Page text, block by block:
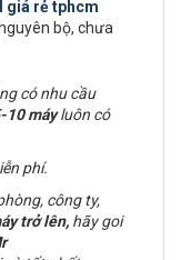
giá rẻ tphcm
bộ, chưa
có nhu cầu
10 máyluôn có
phí.
công ty,
trở lên, hãy goi